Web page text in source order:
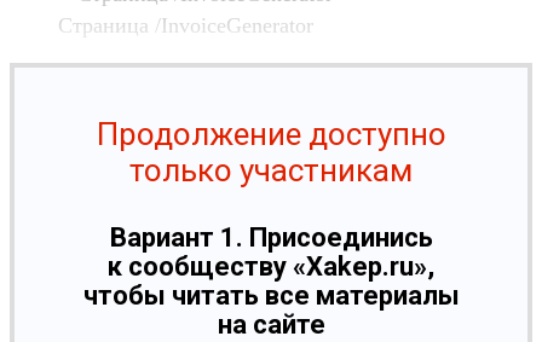
Стра­ница /InvoiceGenerator
Продолжение доступно
только участникам
Вариант 1. Присоединись
к сообществу «Xakep.ru»,
чтобы читать все материалы
на сайте